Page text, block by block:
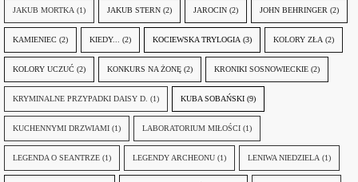
JAKUB MORTKA (1) JAKUB STERN (2) JAROCIN (2) JOHN BEHRINGER (2)
KAMIENIEC (2) KIEDY... (2) KOCIEWSKA TRYLOGIA (3) KOLORY ZŁA (2)
KOLORY UCZUĆ (2) KONKURS NA ŻONĘ (2) KRONIKI SOSNOWIECKIE (2)
KRYMINALNE PRZYPADKI DAISY D. (1) KUBA SOBAŃSKI (9)
KUCHENNYMI DRZWIAMI (1) LABORATORIUM MIŁOŚCI (1)
LEGENDA O SEANTRZE (1) LEGENDY ARCHEONU (1) LENIWA NIEDZIELA (1)